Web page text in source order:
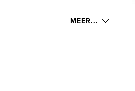
MEER...